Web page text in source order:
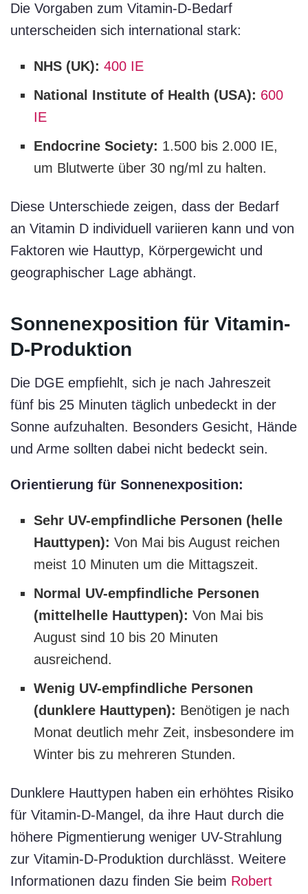
Die Vorgaben zum Vitamin-D-Bedarf
unterscheiden sich international stark:
NHS (UK): 400 IE
National Institute of Health (USA): 600
IE
Endocrine Society: 1.500 bis 2.000 IE,
um Blutwerte über 30 ng/ml zu halten.
Diese Unterschiede zeigen, dass der Bedarf
an Vitamin D individuell variieren kann und von
Faktoren wie Hauttyp, Körpergewicht und
geographischer Lage abhängt.
Sonnenexposition für Vitamin-
D-Produktion
Die DGE empfiehlt, sich je nach Jahreszeit
fünf bis 25 Minuten täglich unbedeckt in der
Sonne aufzuhalten. Besonders Gesicht, Hände
und Arme sollten dabei nicht bedeckt sein.
Orientierung für Sonnenexposition:
Sehr UV-empfindliche Personen (helle
Hauttypen): Von Mai bis August reichen
meist 10 Minuten um die Mittagszeit.
Normal UV-empfindliche Personen
(mittelhelle Hauttypen): Von Mai bis
August sind 10 bis 20 Minuten
ausreichend.
Wenig UV-empfindliche Personen
(dunklere Hauttypen): Benötigen je nach
Monat deutlich mehr Zeit, insbesondere im
Winter bis zu mehreren Stunden.
Dunklere Hauttypen haben ein erhöhtes Risiko
für Vitamin-D-Mangel, da ihre Haut durch die
höhere Pigmentierung weniger UV-Strahlung
zur Vitamin-D-Produktion durchlässt. Weitere
Informationen dazu finden Sie beim Robert